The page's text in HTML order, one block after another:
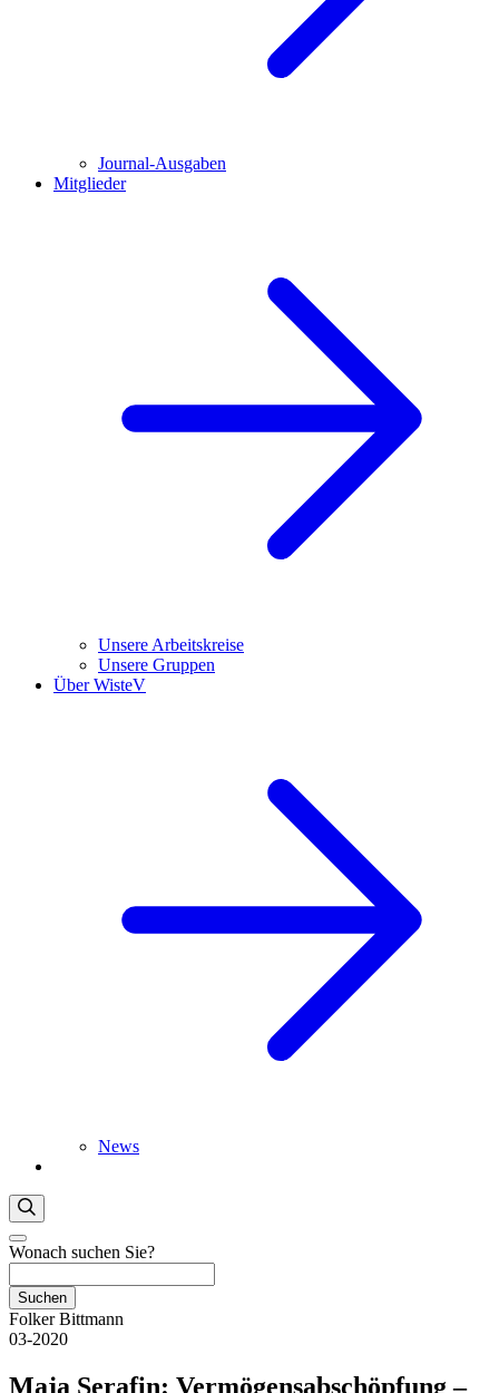
Journal-Ausgaben
Mitglieder
Unsere Arbeitskreise
Unsere Gruppen
Über WisteV
News
Wonach suchen Sie?
Suchen
Folker Bittmann
03-2020
Maja Serafin: Vermögensabschöpfung –